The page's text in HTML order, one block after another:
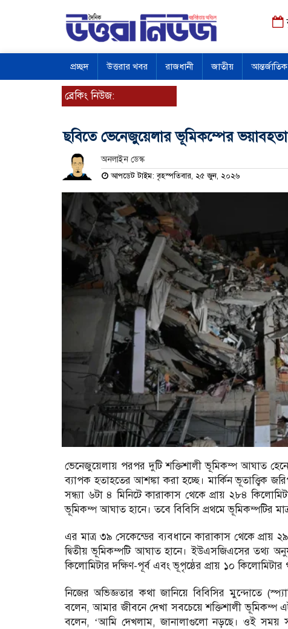
প্রচ্ছদ উত্তরার খবর রাজধানী জাতীয় আন্তর্জাতিক
ব্রেকিং নিউজ:
ছবিতে ভেনেজুয়েলার ভূমিকম্পের ভয়াবহতা
অনলাইন ডেস্ক
আপডেট টাইম: বৃহস্পতিবার, ২৫ জুন, ২০২৬
ভেনেজুয়েলায় পরপর দুটি শক্তিশালী ভূমিকম্প আঘাত
ব্যাপক হতাহতের আশঙ্কা করা হচ্ছে। মার্কিন ভূতাত্ত্বিক
সন্ধ্যা ৬টা ৪ মিনিটে কারাকাস থেকে প্রায় ২৮৪
ভূমিকম্প আঘাত হানে। তবে বিবিসি প্রথমে ভূমিকম্পটির
এর মাত্র ৩৯ সেকেন্ডের ব্যবধানে কারাকাস থেকে প্রায়
দ্বিতীয় ভূমিকম্পটি আঘাত হানে। ইউএসজিএসের তথ্য
কিলোমিটার দক্ষিণ-পূর্ব এবং ভূপৃষ্ঠের প্রায় ১০ কিলোমিটার
নিজের অভিজ্ঞতার কথা জানিয়ে বিবিসির মুন্দোতে
বলেন, আমার জীবনে দেখা সবচেয়ে শক্তিশালী ভূমিকম্প
বলেন, ‘আমি দেখলাম, জানালাগুলো নড়ছে। ওই সময়